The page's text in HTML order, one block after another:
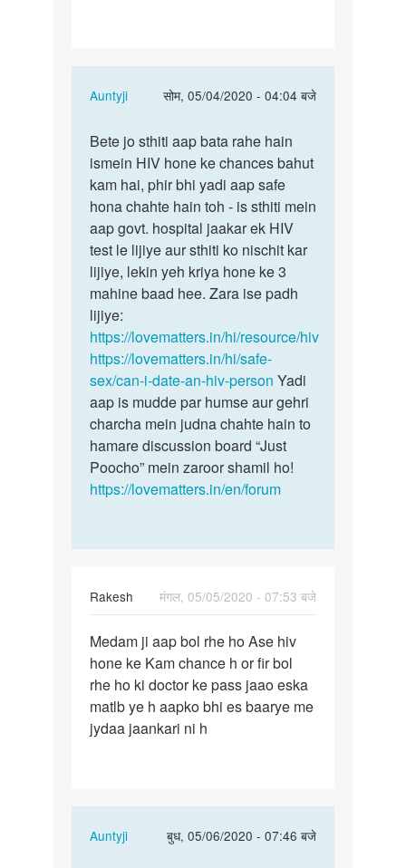
Auntyji
सोम, 05/04/2020 - 04:04 बजे
In
to
Medam
ji
Mene
ek
ladki
se…
by
Bete
jo
sthiti
aap
bata
rahe…
Bete jo sthiti aap bata rahe hain
ismein HIV hone ke chances bahut
kam hai, phir bhi yadi aap safe
hona chahte hain toh - is sthiti mein
aap govt. hospital jaakar ek HIV
test le lijiye aur sthiti ko nischit kar
lijiye, lekin yeh kriya hone ke 3
mahine baad hee. Zara ise padh
lijiye:
https://lovematters.in/hi/resource/hiv
https://lovematters.in/hi/safe-
sex/can-i-date-an-hiv-person Yadi
aap is mudde par humse aur gehri
charcha mein judna chahte hain to
hamare discussion board “Just
Poocho” mein zaroor shamil ho!
https://lovematters.in/en/forum
Rakesh
मंगल, 05/05/2020 - 07:53 बजे
Medam
ji
aap
bol
rhe
Medam ji aap bol rhe ho Ase hiv
hone ke Kam chance h or fir bol
rhe ho ki doctor ke pass jaao eska
matlb ye h aapko bhi es baarye me
jydaa jaankari ni h
Auntyji
बुध, 05/06/2020 - 07:46 बजे
In